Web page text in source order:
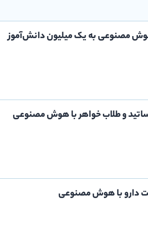
مصنوعی به یک میلیون دانش‌آموز
و طلاب خواهر با هوش مصنوعی
دارو با هوش مصنوعی